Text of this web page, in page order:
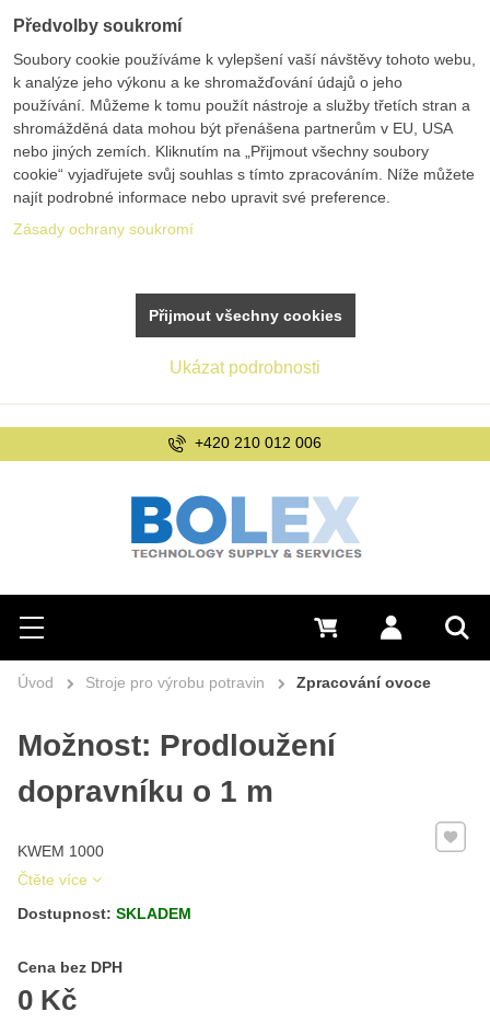
Hledat
Menu Přihlásit se
0 Kč
+420 210 012 006
Úvod Stroje pro výrobu potravin Zpracování ovoce
Možnost: Prodloužení
dopravníku o 1 m
KWEM 1000
Čtěte více
Přidat
Dostupnost: SKLADEM
Cena bez DPH
0 Kč
Cena s DPH
Předvolby soukromí
Soubory cookie používáme k vylepšení vaší návštěvy tohoto webu,
k analýze jeho výkonu a ke shromažďování údajů o jeho
používání. Můžeme k tomu použít nástroje a služby třetích stran a
shromážděná data mohou být přenášena partnerům v EU, USA
nebo jiných zemích. Kliknutím na „Přijmout všechny soubory
cookie“ vyjadřujete svůj souhlas s tímto zpracováním. Níže můžete
najít podrobné informace nebo upravit své preference.
Zásady ochrany soukromí
Ukázat podrobnosti
Přijmout všechny cookies